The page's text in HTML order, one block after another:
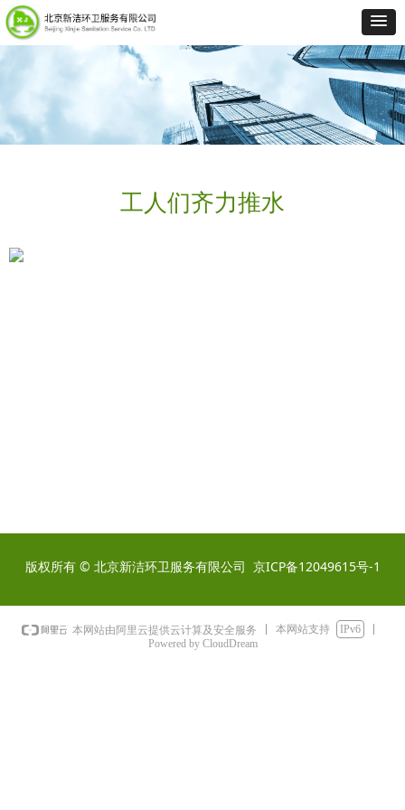
工人们齐力推水
版权所有 © 北京新洁环卫服务有限公司 京ICP备12049615号-1
本网站由阿里云提供云计算及安全服务 本网站支持
IPv6
Powered by CloudDream